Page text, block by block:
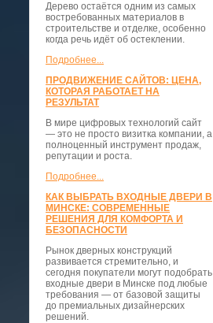
Дерево остаётся одним из самых
востребованных материалов в
строительстве и отделке, особенно
когда речь идёт об остеклении.
Подробнее...
ПРОДВИЖЕНИЕ САЙТОВ: ЦЕНА,
КОТОРАЯ РАБОТАЕТ НА
РЕЗУЛЬТАТ
В мире цифровых технологий сайт
— это не просто визитка компании, а
полноценный инструмент продаж,
репутации и роста.
Подробнее...
КАК ВЫБРАТЬ ВХОДНЫЕ ДВЕРИ В
МИНСКЕ: СОВРЕМЕННЫЕ
РЕШЕНИЯ ДЛЯ КОМФОРТА И
БЕЗОПАСНОСТИ
Рынок дверных конструкций
развивается стремительно, и
сегодня покупатели могут подобрать
входные двери в Минске под любые
требования — от базовой защиты
до премиальных дизайнерских
решений.